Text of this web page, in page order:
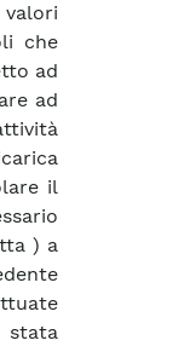
che
ad
ad
il
) a
stata